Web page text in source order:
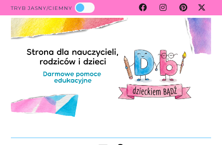
TRYB JASNY/CIEMNY